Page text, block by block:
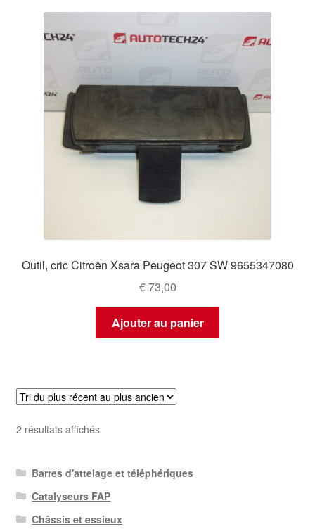
Outil, cric Citroën Xsara Peugeot 307 SW 9655347080
€73,00
Ajouter au panier
2 résultats affichésTrié
récent
au
plus
ancien
Barres d'attelage et téléphériques
Catalyseurs FAP
Châssis et essieux